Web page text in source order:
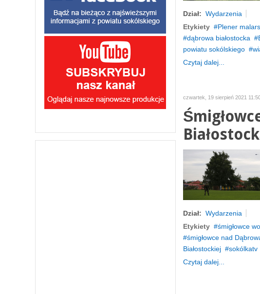
Dział: Wydarzenia
Etykiety
Plener
dąbrowa białostocka
powiatu sokólskiego
Czytaj dalej...
czwartek, 19 sierpień 2021
Dział: Wydarzenia
Etykiety
śmigłowce
śmigłowce nad
Białostockiej
sokólkatv
Czytaj dalej...